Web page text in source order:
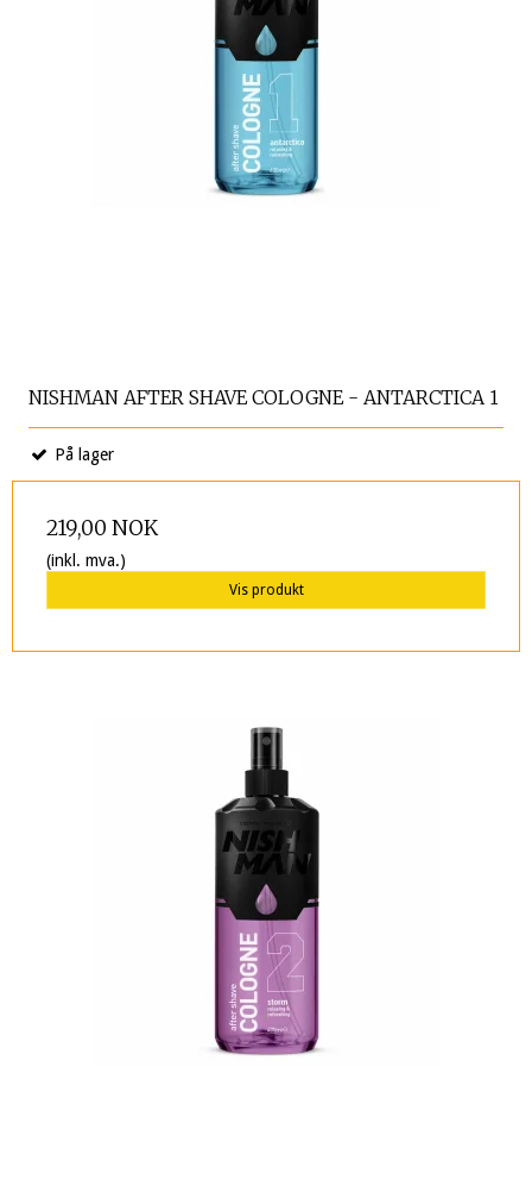
NISHMAN AFTER SHAVE COLOGNE - ANTARCTICA 1
På lager
219,00 NOK
(inkl. mva.)
Vis produkt